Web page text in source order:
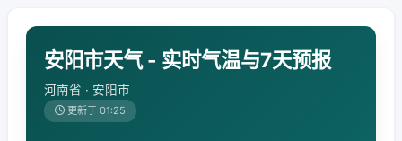
安阳市天气 - 实时气温与7天预报
河南省 · 安阳市
更新于 01:25